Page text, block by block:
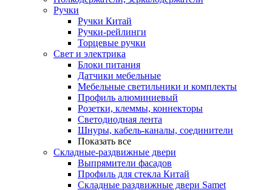
Ручки
Ручки Китай
Ручки-рейлинги
Торцевые ручки
Свет и электрика
Блоки питания
Датчики мебельные
Мебельные светильники и комплекты
Профиль алюминиевый
Розетки, клеммы, коннекторы
Светодиодная лента
Шнуры, кабель-каналы, соединители
Показать все
Складные-раздвижные двери
Выпрямители фасадов
Профиль для стекла Китай
Складные раздвижные двери Samet